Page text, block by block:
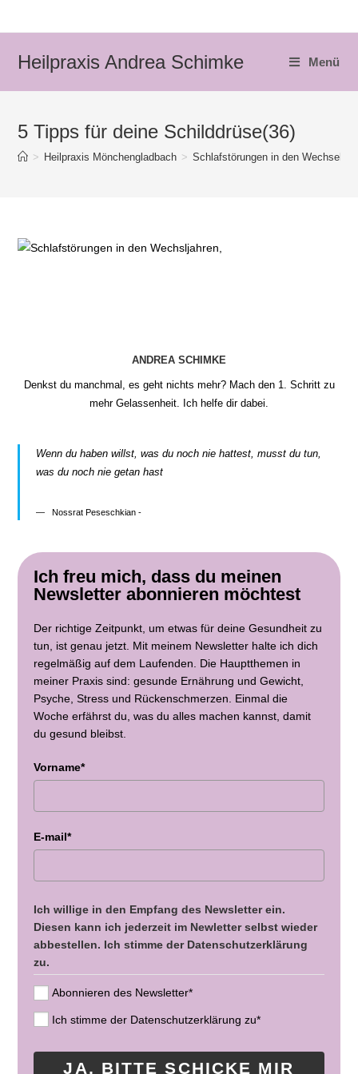
Heilpraxis Andrea Schimke Menü
5 Tipps für deine Schilddrüse(36)
> Heilpraxis Mönchengladbach > Schlafstörungen in den
ANDREA SCHIMKE
Denkst du manchmal, es geht nichts mehr? Mach den 1. Schritt zu
mehr Gelassenheit. Ich helfe dir dabei.
Wenn du haben willst, was du noch nie hattest, musst du tun,
was du noch nie getan hast
Nossrat Peseschkian -
Ich freu mich, dass du meinen
Newsletter abonnieren möchtest
Der richtige Zeitpunkt, um etwas für deine Gesundheit zu
tun, ist genau jetzt. Mit meinem Newsletter halte ich dich
regelmäßig auf dem Laufenden. Die Hauptthemen in
meiner Praxis sind: gesunde Ernährung und Gewicht,
Psyche, Stress und Rückenschmerzen. Einmal die
Woche erfährst du, was du alles machen kannst, damit
du gesund bleibst.
Vorname*
E-mail*
Ich willige in den Empfang des Newsletter ein.
Diesen kann ich jederzeit im Newletter selbst wieder
abbestellen. Ich stimme der Datenschutzerklärung
zu.
Abonnieren des Newsletter*
Ich stimme der Datenschutzerklärung zu*
JA, BITTE SCHICKE MIR